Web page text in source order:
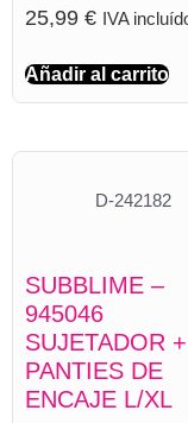
25,99 € IVA
Añadir al carrito
D-242182
SUBBLIME –
945046
SUJETADOR +
PANTIES DE
ENCAJE L/XL